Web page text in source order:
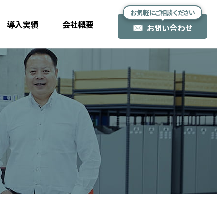
導入実績 会社概要
お気軽にご相談ください
お問い合わせ